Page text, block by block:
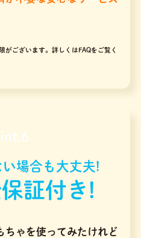
がございます。 詳しくはFAQをご覧く
場合も大丈夫!
証付き!
ちゃを使ってみたけれど